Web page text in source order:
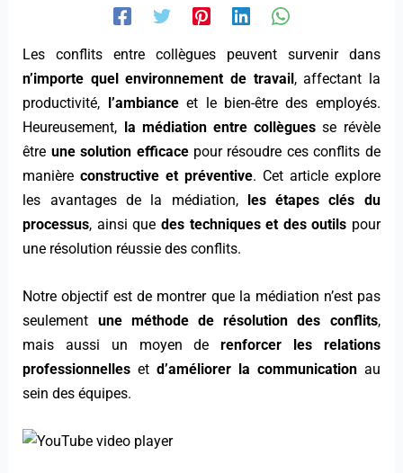
Les conflits entre collègues peuvent survenir dans
n’importe quel environnement de travail, affectant la
productivité, l’ambianceet le bien-être des employés.
Heureusement, la médiation entre collègues se révèle
être une solution efficacepour résoudre ces conflits de
manièreconstructive et préventive. Cet article explore
les avantages de la médiation, les étapes clés du
processus, ainsi que des techniques et des outils pour
une résolution réussie des conflits.
Notre objectif est de montrer que la médiation n’est pas
seulement une méthode de résolution des conflits,
mais aussi un moyen derenforcer les relations
professionnelles etd’améliorer la communicationau
sein des équipes.